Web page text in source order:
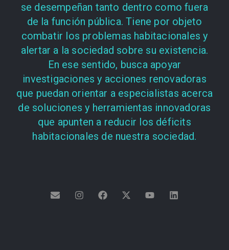
se desempeñan tanto dentro como fuera
de la función pública. Tiene por objeto
combatir los problemas habitacionales y
alertar a la sociedad sobre su existencia.
En ese sentido, busca apoyar
investigaciones y acciones renovadoras
que puedan orientar a especialistas acerca
de soluciones y herramientas innovadoras
que apunten a reducir los déficits
habitacionales de nuestra sociedad.